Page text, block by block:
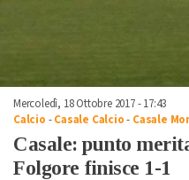
Mercoledì, 18 Ottobre 2017 - 17:43
Calcio -Casale Calcio- Casale
Casale: punto
Folgore finisce 1-1